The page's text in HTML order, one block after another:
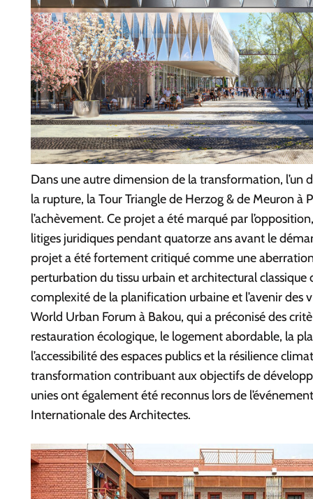
Dans une autre dimension de la transformation, l’un
la rupture, la Tour Triangle de Herzog & de Meuron à
l’achèvement. Ce projet a été marqué par
litiges juridiques pendant quatorze ans avant le
projet a été fortement critiqué comme une
perturbation du tissu urbain et architectural classique
complexité de la planification urbaine et l’avenir des
World Urban Forum à Bakou, qui a préconisé des
restauration écologique, le logement abordable, la
l’accessibilité des espaces publics et la résilience
transformation contribuant aux objectifs de
unies ont également été reconnus lors de
Internationale des Architectes.